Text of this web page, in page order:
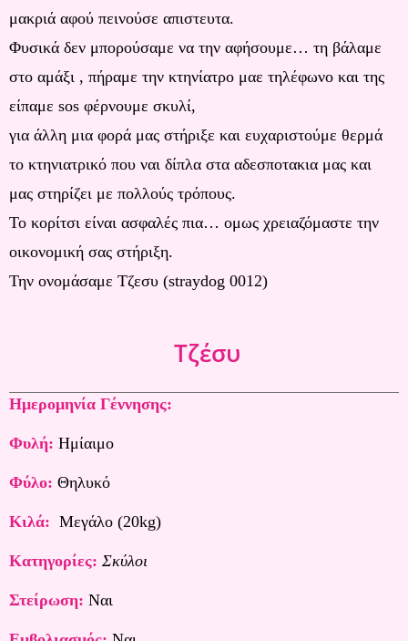
μακριά αφού πεινούσε απιστευτα.
Φυσικά δεν μπορούσαμε να την αφήσουμε… τη βάλαμε
στο αμάξι , πήραμε την κτηνίατρο μαε τηλέφωνο και της
είπαμε sos φέρνουμε σκυλί,
για άλλη μια φορά μας στήριξε και ευχαριστούμε θερμά
το κτηνιατρικό που ναι δίπλα στα αδεσποτακια μας και
μας στηρίζει με πολλούς τρόπους.
Το κορίτσι είναι ασφαλές πια… ομως χρειαζόμαστε την
οικονομική σας στήριξη.
Την ονομάσαμε Τζεσυ (straydog 0012)
Τζέσυ
Hμερομηνία Γέννησης:
Φυλή: Ημίαιμο
Φύλο: Θηλυκό
Κιλά: Μεγάλο (20kg)
Κατηγορίες: Σκύλοι
Στείρωση: Ναι